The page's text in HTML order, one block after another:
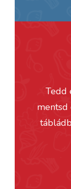
Tedd
mentsd